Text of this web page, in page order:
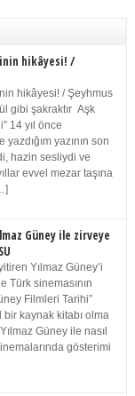
hikâyesi! /
hikâyesi! / Şeyhmus
gibi şakraktır Aşk
14 yıl önce
yazının son
hazin sesliydi ve
evvel mezar taşına
Güney ile zirveye
Yılmaz Güney’i
Türk sinemasının
Filmleri Tarihi”
bir kaynak kitabı olma
Güney ile nasıl
gösterimi